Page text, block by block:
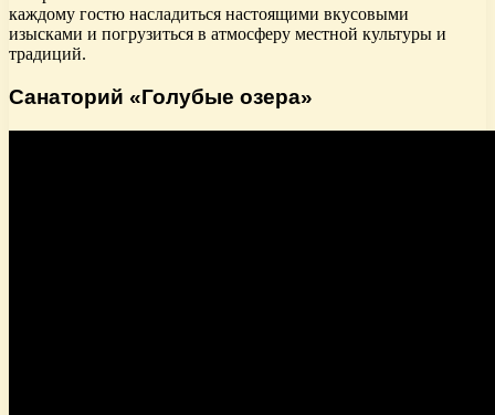
каждому гостю насладиться настоящими вкусовыми
изысками и погрузиться в атмосферу местной культуры и
традиций.
Санаторий «Голубые озера»